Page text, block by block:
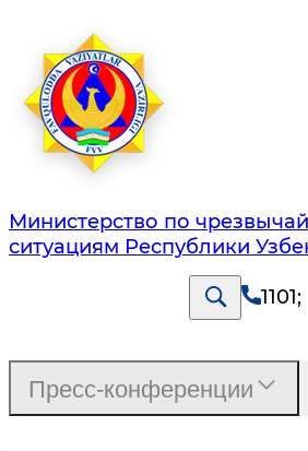
Министерство по
ситуациям Республики
1101;
Пресс-конференции